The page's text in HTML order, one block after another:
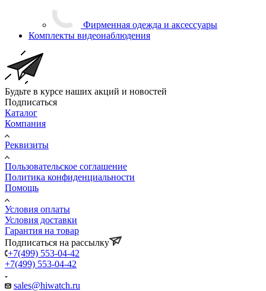
Фирменная одежда и аксессуары
Комплекты видеонаблюдения
Будьте в курсе наших акций и новостей
Подписаться
Каталог
Компания
Реквизиты
Пользовательское соглашение
Политика конфиденциальности
Помощь
Условия оплаты
Условия доставки
Гарантия на товар
Подписаться на рассылку
+7(499) 553-04-42
+7(499) 553-04-42
sales@hiwatch.ru